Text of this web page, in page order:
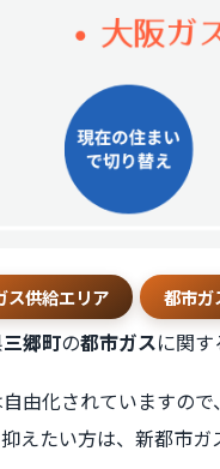
ス供給エリア 都市ガ
三郷町の都市ガスに関す
由化されていますの
えたい方は、新都市ガ